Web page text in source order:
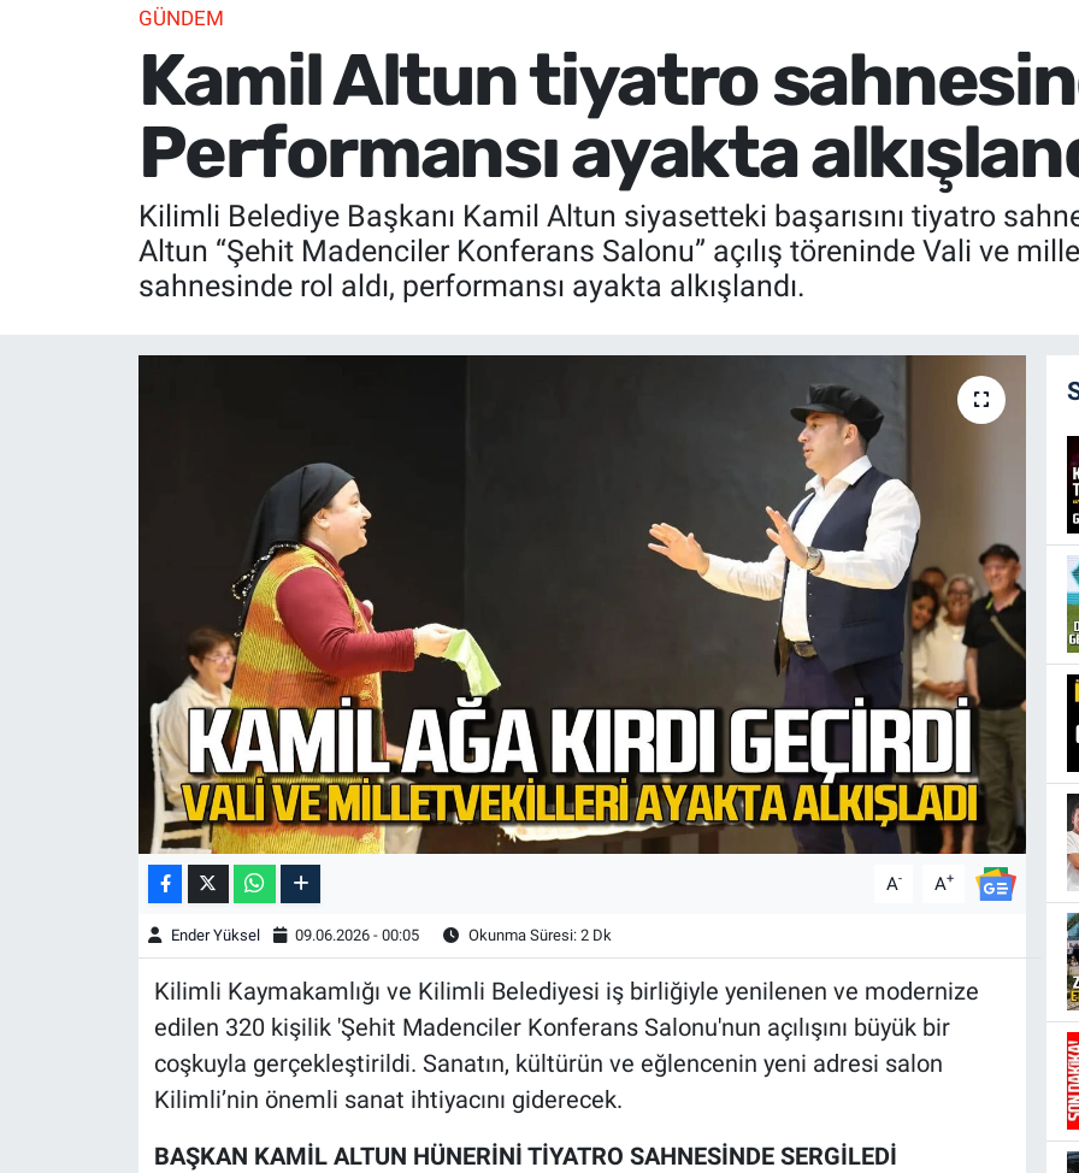
GÜNDEM
Kamil Altun tiyatro
Performansı ayakta
Kilimli Belediye Başkanı Kamil Altun siyasetteki başarısını tiyatro
Altun “Şehit Madenciler Konferans Salonu” açılış töreninde Vali ve
sahnesinde rol aldı, performansı ayakta alkışlandı.
A- A+
Ender Yüksel 09.06.2026 - 00:05 Okunma Süresi: 2 Dk
Kilimli Kaymakamlığı ve Kilimli Belediyesi iş birliğiyle yenilenen ve modernize
edilen 320 kişilik 'Şehit Madenciler Konferans Salonu'nun açılışını büyük bir
coşkuyla gerçekleştirildi. Sanatın, kültürün ve eğlencenin yeni adresi salon
Kilimli’nin önemli sanat ihtiyacını giderecek.
BAŞKAN KAMİL ALTUN HÜNERİNİ TİYATRO SAHNESİNDE SERGİLEDİ